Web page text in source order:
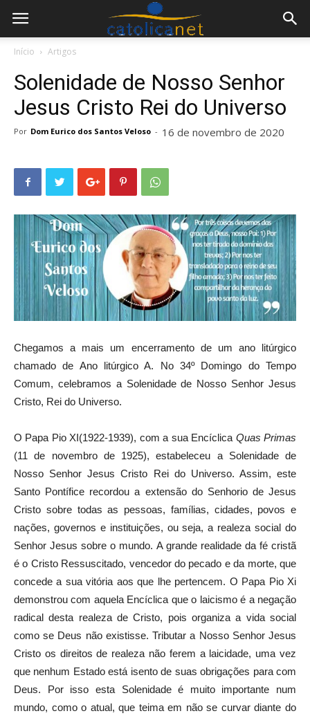
Início Artigos
Solenidade de Nosso Senhor
Jesus Cristo Rei do Universo
Por Dom Eurico dos Santos Veloso - 16 de novembro de 2020
Chegamos a mais um encerramento de um ano litúrgico
chamado de Ano litúrgico A. No 34º Domingo do Tempo
Comum, celebramos a Solenidade de Nosso Senhor Jesus
Cristo, Rei do Universo.
O Papa Pio XI(1922-1939), com a sua Encíclica Quas Primas
(11 de novembro de 1925), estabeleceu a Solenidade de
Nosso Senhor Jesus Cristo Rei do Universo. Assim, este
Santo Pontífice recordou a extensão do Senhorio de Jesus
Cristo sobre todas as pessoas, famílias, cidades, povos e
nações, governos e instituições, ou seja, a realeza social do
Senhor Jesus sobre o mundo. A grande realidade da fé cristã
é o Cristo Ressuscitado, vencedor do pecado e da morte, que
concede a sua vitória aos que lhe pertencem. O Papa Pio Xi
demonstrou com aquela Encíclica que o laicismo é a negação
radical desta realeza de Cristo, pois organiza a vida social
como se Deus não existisse. Tributar a Nosso Senhor Jesus
Cristo os direitos de realeza não ferem a laicidade, uma vez
que nenhum Estado está isento de suas obrigações para com
Deus. Por isso esta Solenidade é muito importante num
mundo, como o atual, que teima em não se curvar diante do